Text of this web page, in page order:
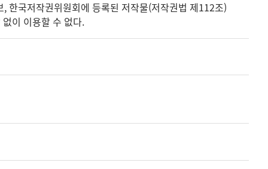
한국저작권위원회에 등록된 저작물(저작권법 제112조)
이 이용할 수 없다.